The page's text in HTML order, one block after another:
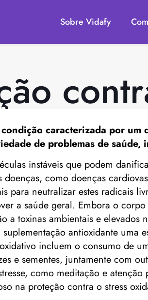
Sobre Vidafy
caracterizada por
de problemas de
instáveis ​​que podem
doenças, como doenças
para neutralizar estes radicais
a saúde geral. Embora o
a toxinas ambientais e
antioxidante uma
incluem o consumo de
e sementes, juntamente com
como meditação e
na proteção contra o stress